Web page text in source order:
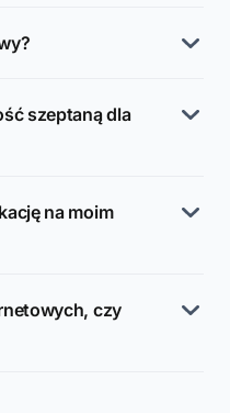
szeptaną dla
na moim
czy